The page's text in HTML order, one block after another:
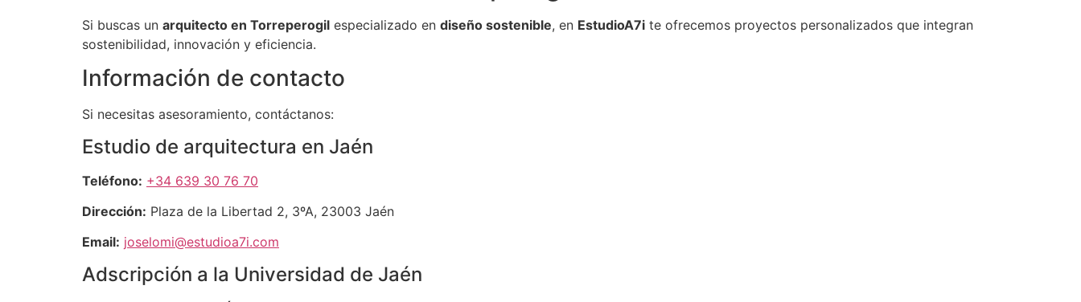
Si buscas un arquitecto en Torreperogil especializado en diseño sostenible, en EstudioA7i te ofrecemos proyectos personalizados que integran
sostenibilidad, innovación y eficiencia.
Información de contacto
Si necesitas asesoramiento, contáctanos:
Estudio de arquitectura en Jaén
Teléfono: +34 639 30 76 70
Dirección: Plaza de la Libertad 2, 3ºA, 23003 Jaén
Email: joselomi@estudioa7i.com
Adscripción a la Universidad de Jaén